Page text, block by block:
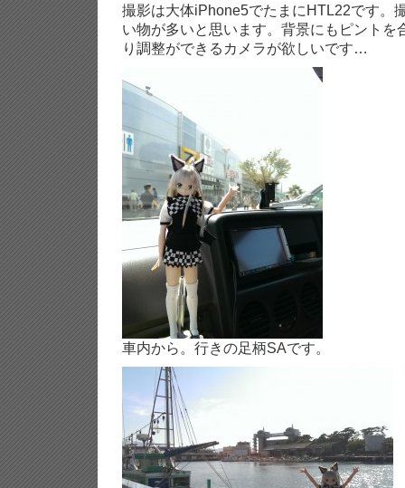
撮影は大体iPhone5でたまにHTL22です。
い物が多いと思います。背景にもピントを
り調整ができるカメラが欲しいです…
車内から。行きの足柄SAです。